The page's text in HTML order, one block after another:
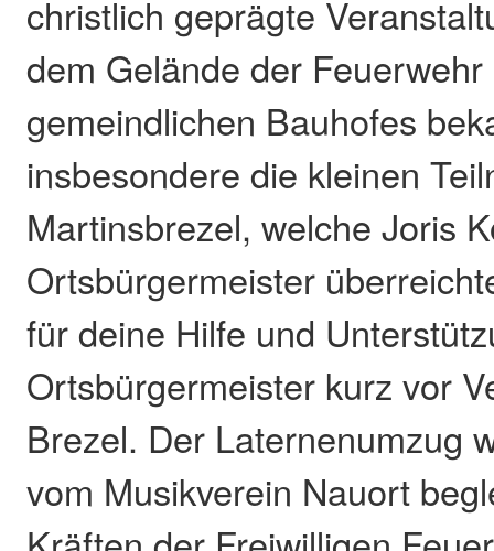
christlich geprägte
dem Gelände der
gemeindlichen Bauhofes
insbesondere die kleinen
Martinsbrezel, welche Joris
Ortsbürgermeister
für deine Hilfe und
Ortsbürgermeister kurz vor
Brezel. Der Laternenumzug
vom Musikverein Nauort